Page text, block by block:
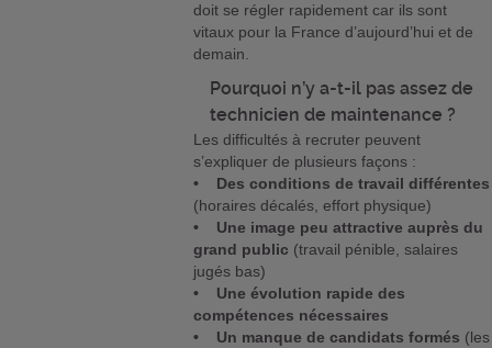
doit se régler rapidement car ils sont
vitaux pour la France d’aujourd’hui et de
demain.
Pourquoi n’y a-t-il pas assez de
technicien de maintenance ?
Les difficultés à recruter peuvent
s’expliquer de plusieurs façons :
• Des conditions de travail différentes
(horaires décalés, effort physique)
• Une image peu attractive auprès du
grand public (travail pénible, salaires
jugés bas)
• Une évolution rapide des
compétences nécessaires
• Un manque de candidats formés (les